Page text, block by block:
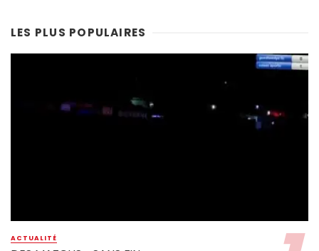
LES PLUS POPULAIRES
ACTUALITÉ